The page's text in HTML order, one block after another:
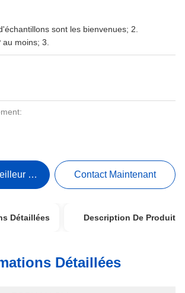
sont les bienvenues; 2.
moins; 3.
Prix Contact Maintenant
Détaillées Description De Produit
Détaillées